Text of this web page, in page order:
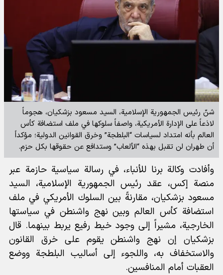
شنّ رئيس الجمهورية الإسلامية، السيد مسعود بزشكيان، هجوماً
لاذعاً على الإدارة الأمريكية، واصفاً سلوكها في ملف استضافة كأس
العالم بأنه امتداد لسياسات “البلطجة” وخرق القوانين الدولية؛ مؤكداً
أن طهران لن تقبل بهذه “الألعاب” وستدافع عن حقوقها بكل حزم.
وأفادت وكالة برنا للأنباء، في رسالة سياسية حازمة عبر
منصة إكس، عقد رئيس الجمهورية الإسلامية، السيد
مسعود بزشكيان، مقارنةً بين السلوك الأمريكي في ملف
استضافة كأس العالم وبين نهج واشنطن في سياستها
الخارجية، مشيراً إلى وجود خيط رفيع يربط بينهما. قال
بزشكيان إن نهج واشنطن يقوم على خرق القانون
والاستخفاف به، واللجوء إلى أساليب البلطجة ووضع
العقبات أمام المنافسين.